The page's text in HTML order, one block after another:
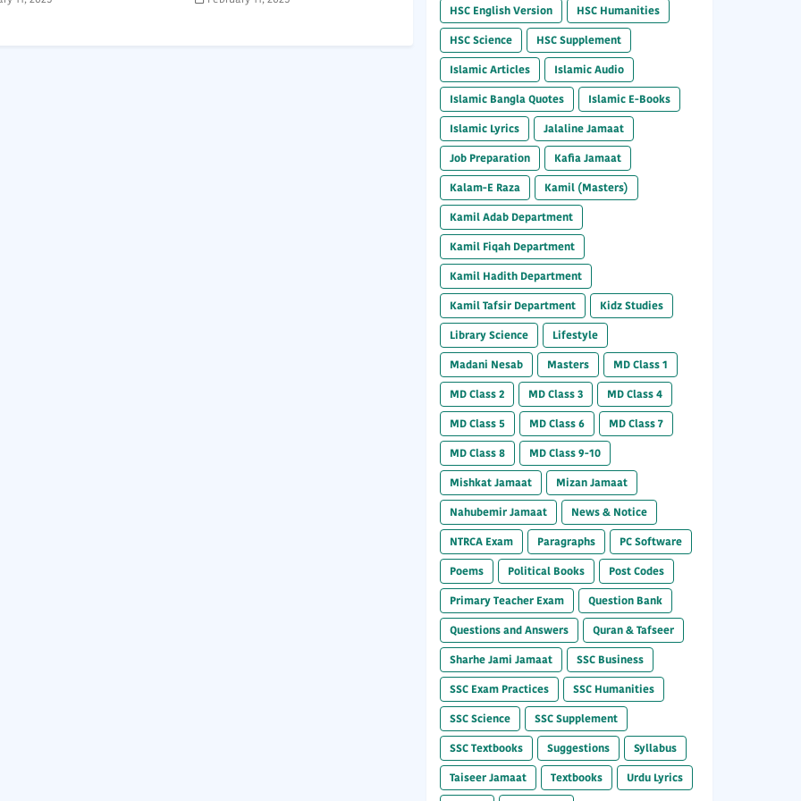
HSC English Version
HSC Humanities
HSC Science
HSC Supplement
Islamic Articles
Islamic Audio
Islamic Bangla Quotes
Islamic E-Books
Islamic Lyrics
Jalaline Jamaat
Job Preparation
Kafia Jamaat
Kalam-E Raza
Kamil (Masters)
Kamil Adab Department
Kamil Fiqah Department
Kamil Hadith Department
Kamil Tafsir Department
Kidz Studies
Library Science
Lifestyle
Madani Nesab
Masters
MD Class 1
MD Class 2
MD Class 3
MD Class 4
MD Class 5
MD Class 6
MD Class 7
MD Class 8
MD Class 9-10
Mishkat Jamaat
Mizan Jamaat
Nahubemir Jamaat
News & Notice
NTRCA Exam
Paragraphs
PC Software
Poems
Political Books
Post Codes
Primary Teacher Exam
Question Bank
Questions and Answers
Quran & Tafseer
Sharhe Jami Jamaat
SSC Business
SSC Exam Practices
SSC Humanities
SSC Science
SSC Supplement
SSC Textbooks
Suggestions
Syllabus
Taiseer Jamaat
Textbooks
Urdu Lyrics